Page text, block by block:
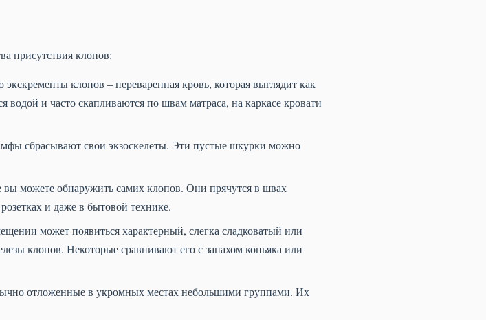
присутствия клопов:
экскременты клопов – переваренная кровь, которая выглядит как
и часто скапливаются по швам матраса, на каркасе кровати
сбрасывают свои экзоскелеты. Эти пустые шкурки можно
можете обнаружить самих клопов. Они прячутся в швах
и даже в бытовой технике.
может появиться характерный, слегка сладковатый или
клопов. Некоторые сравнивают его с запахом коньяка или
отложенные в укромных местах небольшими группами. Их